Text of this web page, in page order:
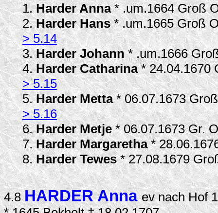
1.Harder Anna* .um.1664 Groß
2.Harder Hans* .um.1665 Groß
> 5.14
3.Harder Johann* .um.1666
4.Harder Catharina* 24.04.1670
> 5.15
5.Harder Metta* 06.07.1673
> 5.16
6.Harder Metje* 06.07.1673 Gr.
7.Harder Margaretha*
8.Harder Tewes* 27.08.1679
4.8 HARDER Annaev nach Hof